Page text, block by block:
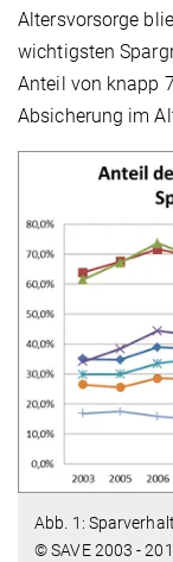
Altersvorsorge
wichtigsten
Anteil von knapp
Absicherung im
Abb. 1:
© SAVE 2003 -